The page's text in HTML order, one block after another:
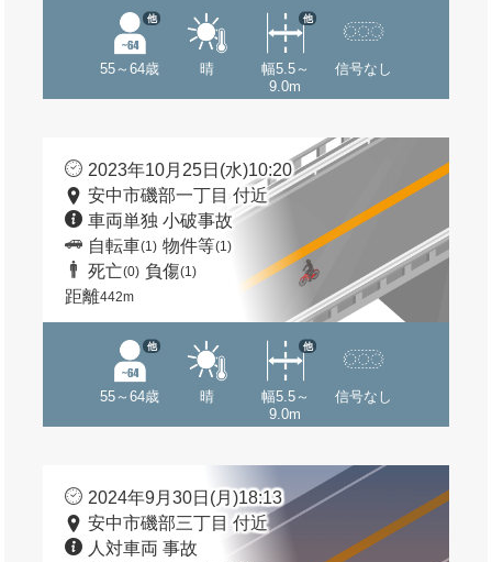
55～64歳
他
晴
幅5.5～
9.0m
他
信号なし
2023年10月25日(水)10:20
安中市磯部一丁目 付近
車両単独 小破事故
自転車(1) 物件等(1)
死亡(0) 負傷(1)
距離442m
55～64歳
他
晴
幅5.5～
9.0m
他
信号なし
2024年9月30日(月)18:13
安中市磯部三丁目 付近
人対車両 事故